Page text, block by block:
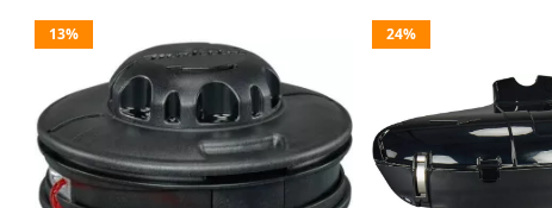
13% 24%